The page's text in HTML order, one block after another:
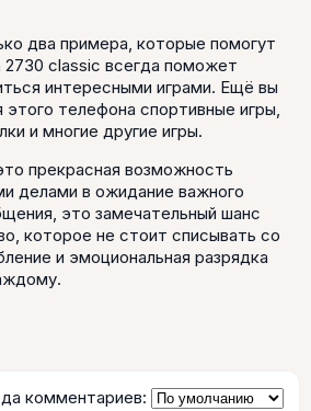
два примера, которые помогут
2730 classic всегда поможет
интересными играми. Ещё вы
телефона спортивные игры,
и многие другие игры.
прекрасная возможность
делами в ожидание важного
это замечательный шанс
которое не стоит списывать со
и эмоциональная разрядка
комментариев: